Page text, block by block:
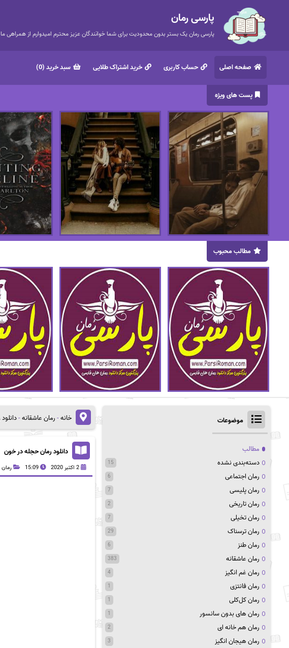
پارسی رمان
پارسی رمان یک بستر بدون محدودیت برای شما خوانندگان عزیز محترم امیدوارم از همراهی
صفحه اصلی حساب کاربری خرید اشتراک طلایی سبد خرید (0)
پست های ویژه
مطالب محبوب
خانه-رمان عاشقانه-
دانلود رمان حجله در خون
2 اکتبر 2020 15:09 رمان
موضوعات
مطالب
دسته‌بندی نشده
15
رمان اجتماعی 6
رمان پلیسی 7
رمان تاریخی 2
رمان تخیلی 7
رمان ترسناک 29
رمان طنز 6
رمان عاشقانه 383
رمان غم انگیز 4
رمان فانتزی 1
رمان کل‌کلی 1
رمان های بدون سانسور 1
رمان هم خانه ای 2
رمان هیجان انگیز 3